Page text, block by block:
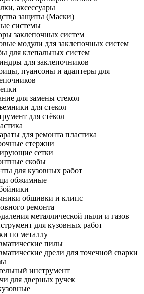
аксессуары
защиты (Маски)
системы
заклепочных систем
модули для заклепочных систем
для клепальных систем
для заклепочников
пуансоны и адаптеры для
для замены стекол
для стекол
для стёкол
для ремонта пластика
стержни
сетки
скобы
для кузовных работ
обжимные
обшивки и клипс
ремонта
металлической пыли и газов
для кузовных работ
по металлу
пилы
дрели для точечной сварки
инструмент
для дверных ручек